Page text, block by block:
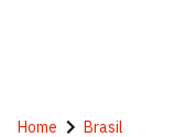
Home Brasil